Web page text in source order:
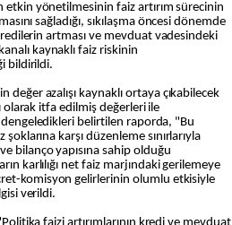
etkin yönetilmesinin faiz artırım sürecinin
sağladığı, sıkılaşma öncesi dönemde
artması ve mevduat vadesindeki
kaynaklı faiz riskinin
bildirildi.
değer azalışı kaynaklı ortaya çıkabilecek
olarak itfa edilmiş değerleri ile
dengeledikleri belirtilen raporda, "Bu
karşı düzenleme sınırlarıyla
bilanço yapısına sahip olduğu
karlılığı net faiz marjındaki gerilemeye
komisyon gelirlerinin olumlu etkisiyle
verildi.